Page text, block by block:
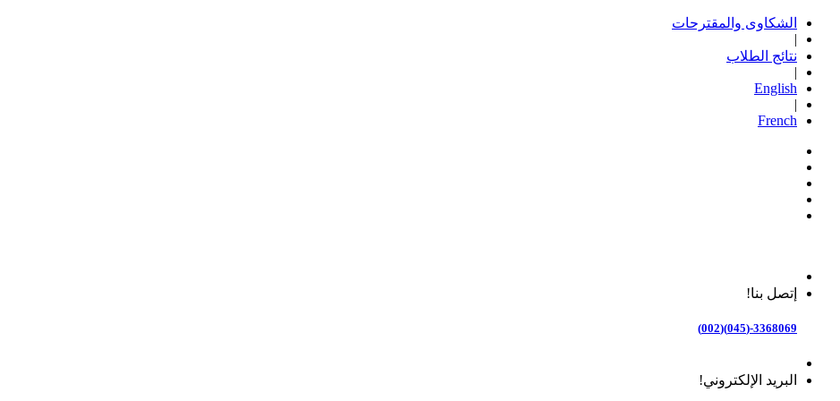
الشكاوى والمقترحات
|
نتائج الطلاب
|
English
|
French
إتصل بنا!
3368069-(045)(002)
البريد الإلكتروني!